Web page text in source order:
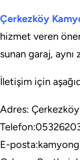
Çerkezköy
hizmet veren
sunan garaj,
İletişim için
Adres:
E-